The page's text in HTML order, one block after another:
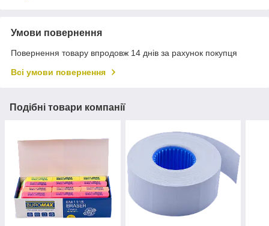
Умови повернення
Повернення товару впродовж 14 днів за рахунок покупця
Всі умови повернення
Подібні товари компанії